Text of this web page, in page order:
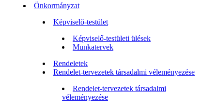
Önkormányzat
Képviselő-testület
Képviselő-testületi ülések
Munkatervek
Rendeletek
Rendelet-tervezetek társadalmi véleményezése
Rendelet-tervezetek társadalmi
véleményezése